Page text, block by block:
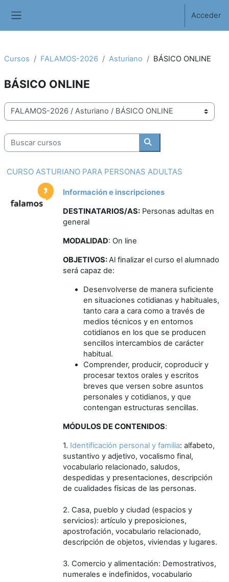
Acceder
Cursos FALAMOS-2026 Asturiano BÁSICO ONLINE
BÁSICO ONLINE
Categorías
Buscar cursos
Buscar cursos
CURSO ASTURIANO PARA PERSONAS ADULTAS
Información e inscripciones
DESTINATARIOS/AS: Personas adultas en
general
MODALIDAD: On line
OBJETIVOS:Al finalizar el curso el alumnado
será capaz de:
Desenvolverse de manera suficiente
en situaciones cotidianas y habituales,
tanto cara a cara como a través de
medios técnicos y en entornos
cotidianos en los que se producen
sencillos intercambios de carácter
habitual.
Comprender, producir, coproducir y
procesar textos orales y escritos
breves que versen sobre asuntos
personales y cotidianos, y que
contengan estructuras sencillas.
MÓDULOS DE CONTENIDOS:
1. Identificación personal y familia: alfabeto,
sustantivo y adjetivo, vocalismo final,
vocabulario relacionado, saludos,
despedidas y presentaciones, descripción
de cualidades físicas de las personas.
2. Casa, pueblo y ciudad (espacios y
servicios): artículo y preposiciones,
apostrofación, vocabulario relacionado,
descripción de objetos, viviendas y lugares.
3. Comercio y alimentación: Demostrativos,
numerales e indefinidos, vocabulario